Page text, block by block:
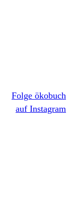
Folge ökobuch
auf Instagram